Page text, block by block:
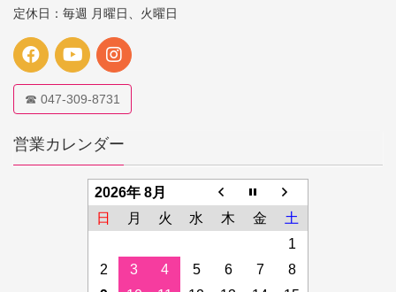
定休日：毎週 月曜日、火曜日
☎ 047-309-8731
営業カレンダー
2026年 8月
日
月 火 水 木 金
土
1
2
3 4 5 6 7
8